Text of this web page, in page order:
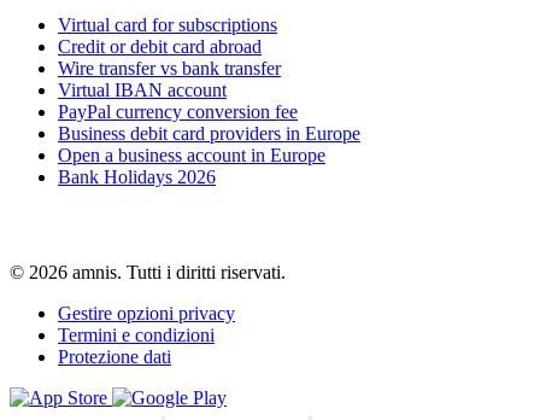
Virtual card for subscriptions
Credit or debit card abroad
Wire transfer vs bank transfer
Virtual IBAN account
PayPal currency conversion fee
Business debit card providers in Europe
Open a business account in Europe
Bank Holidays 2026
© 2026 amnis. Tutti i diritti riservati.
Gestire opzioni privacy
Termini e condizioni
Protezione dati